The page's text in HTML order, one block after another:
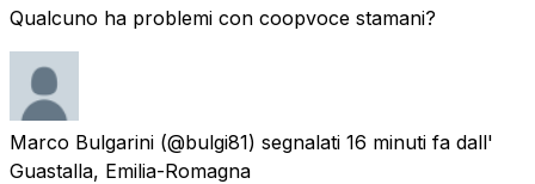
Qualcuno ha problemi con coopvoce stamani?
Marco Bulgarini (@bulgi81) segnalati 16 minuti fa dall'
Guastalla, Emilia-Romagna